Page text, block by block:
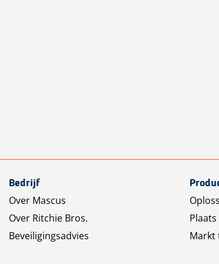
Bedrijf
Over Mascus
Over Ritchie Bros.
Beveiligingsadvies
Markt